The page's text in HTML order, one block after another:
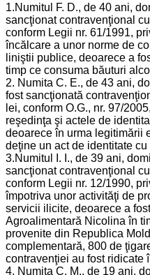
1.Numitul F. D., de 40 ani,
sancţionat contravenţional
conform Legii nr. 61/1991,
încălcare a unor norme de
liniştii publice, deoarece a
timp ce consuma băuturi
2. Numita C. E., de 43 ani,
fost sancţionată
lei, conform O.G., nr. 97/
reşedinţa şi actele de
deoarece în urma legitimării
deţine un act de identitate
3.Numitul I. I., de 39 ani,
sancţionat contravenţional
conform Legii nr. 12/1990,
împotriva unor activităţi de
servicii ilicite, deoarece a
Agroalimentară Nicolina în
provenite din Republica
complementară, 800 de
contravenţiei au fost ridicate
4. Numita C. M., de 19 ani,